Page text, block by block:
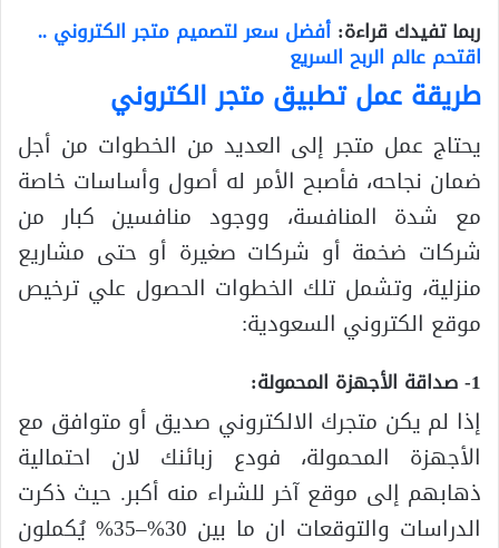
ربما تفيدك قراءة: أفضل سعر لتصميم متجر الكتروني ..
اقتحم عالم الربح السريع
طريقة عمل تطبيق متجر الكتروني
يحتاج عمل متجر إلى العديد من الخطوات من أجل
ضمان نجاحه، فأصبح الأمر له أصول وأساسات خاصة
مع شدة المنافسة، ووجود منافسين كبار من
شركات ضخمة أو شركات صغيرة أو حتى مشاريع
منزلية، وتشمل تلك الخطوات الحصول علي ترخيص
موقع الكتروني السعودية:
1- صداقة الأجهزة المحمولة:
إذا لم يكن متجرك الالكتروني صديق أو متوافق مع
الأجهزة المحمولة، فودع زبائنك لان احتمالية
ذهابهم إلى موقع آخر للشراء منه أكبر. حيث ذكرت
الدراسات والتوقعات ان ما بين 30%–35% يُكملون